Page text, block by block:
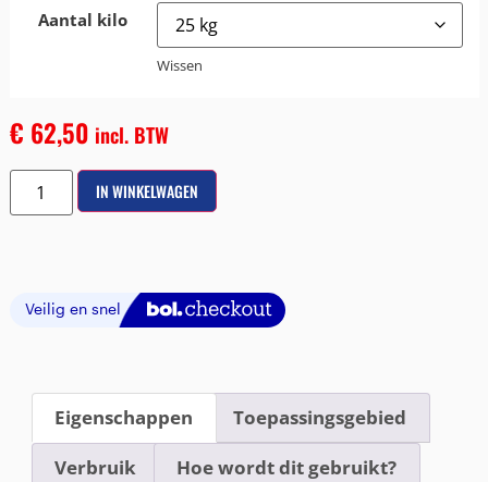
Aantal kilo
Wissen
€ 62,50 incl. BTW
IN WINKELWAGEN
Eigenschappen Toepassingsgebied
Verbruik Hoe wordt dit gebruikt?